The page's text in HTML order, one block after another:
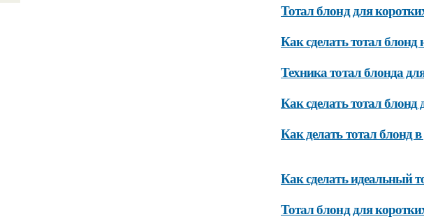
Тотал блонд для
Как сделать тотал
Техника тотал блонда
Как сделать тотал
Как делать тотал блонд
Как сделать идеальный
Тотал блонд для